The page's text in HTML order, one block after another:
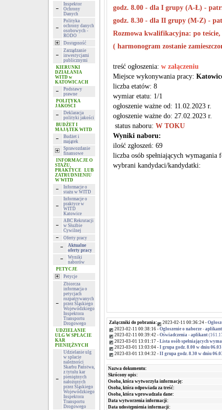
Inspektor
Ochrony
Danych
Polityka
ochrony danych
osobowych -
RODO
Dostępność
Zarządzanie
inwestycjami
publicznymi
KIERUNKI
DZIAŁANIA
WITD w
KATOWICACH
Podstawy
prawne
POLITYKA
JAKOŚCI
Deklaracja
polityki jakości
BUDŻET I
MAJĄTEK WITD
Budżet i
majątek
Sprawozdanie
finansowe
INFORMACJE O
STAŻU,
PRAKTYCE LUB
ZATRUDNIENIU
W WITD
Informacje o
stażu w WITD
Informacje o
praktyce w
WITD
Katowice
ABC Rekrutacji
w Służbie
Cywilnej
Oferty pracy
Aktualne
oferty pracy
Wyniki
naborów
PETYCJE
Petycje
Zbiorcza
informacja o
petycjach
rozpatrywanych
przez Śląskiego
Wojewódzkiego
Inspektora
Transportu
Drogowego
UDZIELANIE
ULG W SPŁACIE
KAR
PIENIĘŻNYCH
Udzielanie ulg
w spłacie
należności
Skarbu Państwa,
z tytułu kar
pieniężnych
nałożonych
przez Śląskiego
Wojewódzkiego
Inspektora
Transportu
Drogowego
godz. 8.00 - dla I grupy (A-Ł) -
godz. 8.30 - dla II grupy (M-Z) -
Rozmowa kwalifikacyjna: po
( harmonogram zostanie
treść ogłoszenia: w załączeniu
Miejsce wykonywania pracy:
liczba etatów: 8
wymiar etatu: 1/1
ogłoszenie ważne od: 11.02.2023 r.
ogłoszenie ważne do: 27.02.2023 r.
status naboru: W TOKU
Wyniki naboru:
ilość zgłoszeń: 69
liczba osób spełniających wymagania
wybrani kandydaci/kandydatki:
Załączniki do pobrania: 2023-02-11 00:36:24 -
2023-02-11 00:38:16 - Ogłoszenie o naborze -
2023-02-11 00:39:42 - Oświadczenia - aplikant
2023-03-01 13:01:17 - Lista osób spełniających
2023-03-01 13:03:04 - I grupa godz. 8.00 w dniu
2023-03-01 13:04:32 - II grupa godz. 8.30 w dniu
Nazwa dokumentu:
Skrócony opis:
Osoba, która wytworzyła informację:
Osoba, która odpowiada za treść:
Osoba, która wprowadzała dane:
Data wytworzenia informacji:
Data udostępnienia informacji: